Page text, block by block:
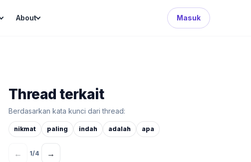
About Masuk
Search Button
Thread terkait
Berdasarkan kata kunci dari thread:
nikmat paling indah adalah apa
← 1/4 →